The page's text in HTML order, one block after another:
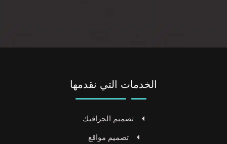
الخدمات التي نقدمها
تصميم الجرافيك
تصميم مواقع